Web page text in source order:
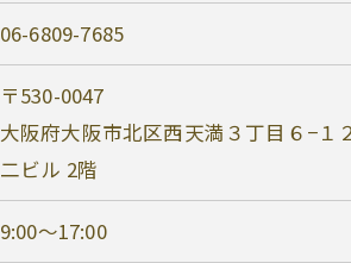
06-6809-7685
〒530-0047
大阪府大阪市北区西天満３丁目６−１
二ビル 2階
9:00～17:00